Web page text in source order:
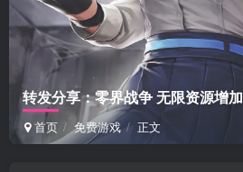
转发分享：零界战争 无限资源增加
首页 免费游戏 正文